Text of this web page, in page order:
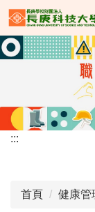
跳
到
主
要
區
:::
首頁 健康管